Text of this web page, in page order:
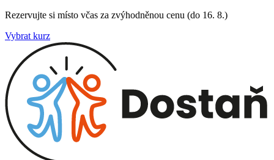
Rezervujte si místo včas za zvýhodněnou cenu (do 16. 8.)
Vybrat kurz